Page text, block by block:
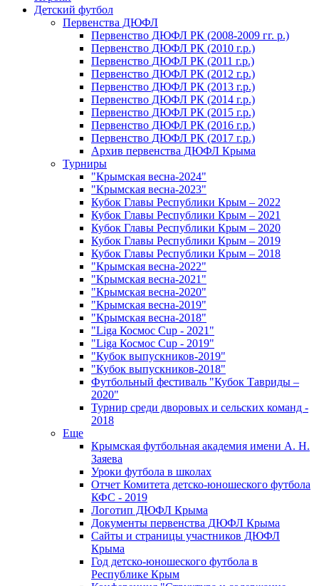
Детский футбол
Первенства ДЮФЛ
Первенство ДЮФЛ РК (2008-2009 гг. р.)
Первенство ДЮФЛ РК (2010 г.р.)
Первенство ДЮФЛ РК (2011 г.р.)
Первенство ДЮФЛ РК (2012 г.р.)
Первенство ДЮФЛ РК (2013 г.р.)
Первенство ДЮФЛ РК (2014 г.р.)
Первенство ДЮФЛ РК (2015 г.р.)
Первенство ДЮФЛ РК (2016 г.р.)
Первенство ДЮФЛ РК (2017 г.р.)
Архив первенства ДЮФЛ Крыма
Турниры
"Крымская весна-2024"
"Крымская весна-2023"
Кубок Главы Республики Крым – 2022
Кубок Главы Республики Крым – 2021
Кубок Главы Республики Крым – 2020
Кубок Главы Республики Крым – 2019
Кубок Главы Республики Крым – 2018
"Крымская весна-2022"
"Крымская весна-2021"
"Крымская весна-2020"
"Крымская весна-2019"
"Крымская весна-2018"
"Liga Космос Cup - 2021"
"Liga Космос Cup - 2019"
"Кубок выпускников-2019"
"Кубок выпускников-2018"
Футбольный фестиваль "Кубок Тавриды –
2020"
Турнир среди дворовых и сельских команд -
2018
Еще
Крымская футбольная академия имени А. Н.
Заяева
Уроки футбола в школах
Отчет Комитета детско-юношеского футбола
КФС - 2019
Логотип ДЮФЛ Крыма
Документы первенства ДЮФЛ Крыма
Сайты и страницы участников ДЮФЛ
Крыма
Год детско-юношеского футбола в
Республике Крым